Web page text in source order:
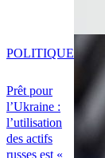
Prêt pour
l’Ukraine :
l’utilisation
des actifs
russes est «
POLITIQUE